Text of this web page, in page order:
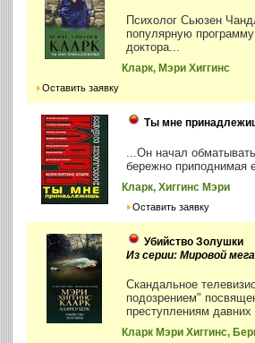
Психолог Сьюзен
популярную
доктора...
Кларк, Мэри Хиггинс
Оставить заявку
Ты мне
...Он начал
бережно приподнимая
Кларк, Хиггинс Мэри
Оставить заявку
Убийство Золушки
Из серии: Мировой
Скандальное
подозрением"
преступлениям давних
Кларк Мэри Хиггинс,